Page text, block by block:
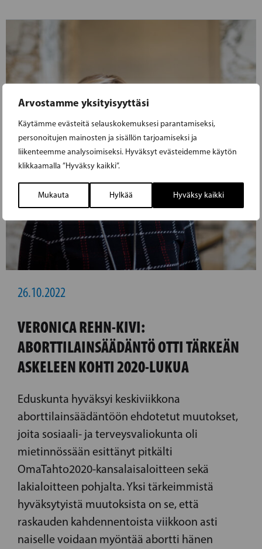
Arvostamme yksityisyyttäsi
Käytämme evästeitä selauskokemuksesi parantamiseksi,
personoitujen mainosten ja sisällön tarjoamiseksi ja
liikenteemme analysoimiseksi. Hyväksyt evästeidemme käytön
klikkaamalla ”Hyväksy kaikki”.
Mukauta Hylkää Hyväksy kaikki
26.10.2022
VERONICA REHN-KIVI:
ABORTTILAINSÄÄDÄNTÖ OTTI TÄRKEÄN
ASKELEEN KOHTI 2020-LUKUA
Eduskunta hyväksyi keskiviikkona
aborttilainsäädäntöön ehdotetut muutokset,
joita sosiaali- ja terveysvaliokunta oli
mietinnössään esittänyt pitkälti
OmaTahto2020-kansalaisaloitteen sekä
lakialoitteen pohjalta. Yksi tärkeimmistä
hyväksytyistä muutoksista on se, että
raskauden kahdennentoista viikkoon asti
naiselle voidaan myöntää abortti hänen